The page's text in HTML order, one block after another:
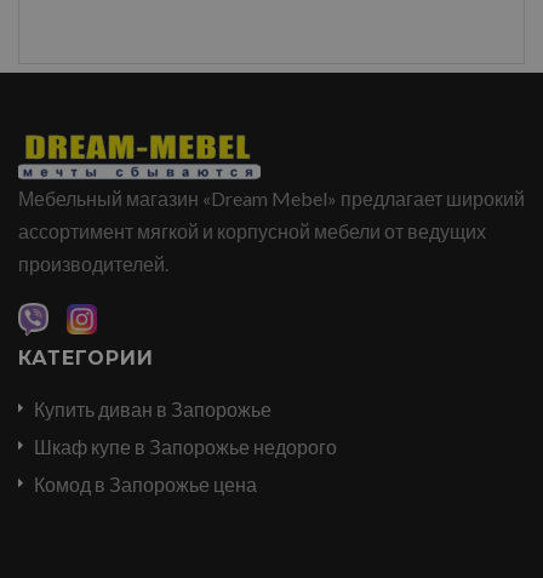
Мебельный магазин «Dream Mebel» предлагает широкий
ассортимент мягкой и корпусной мебели от ведущих
производителей.
КАТЕГОРИИ
Купить диван в Запорожье
Шкаф купе в Запорожье недорого
Комод в Запорожье цена